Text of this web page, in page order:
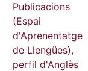
Publicacions
(Espai
d'Aprenentatge
de Llengües),
perfil d'Anglès